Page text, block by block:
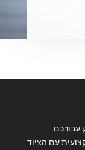
עבורכם
עם הציוד